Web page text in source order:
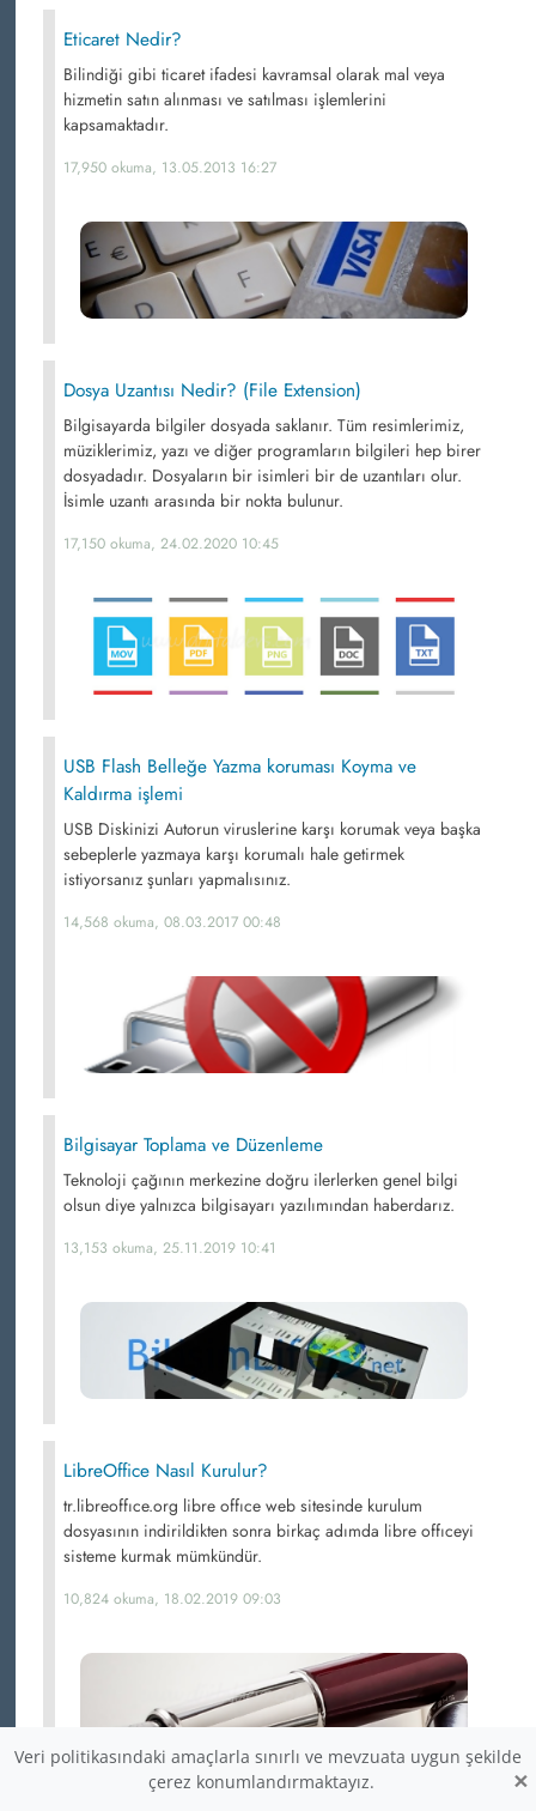
Eticaret Nedir?
Bilindiği gibi ticaret ifadesi kavramsal olarak mal veya
hizmetin satın alınması ve satılması işlemlerini
kapsamaktadır.
17,950 okuma, 13.05.2013 16:27
Dosya Uzantısı Nedir? (File Extension)
Bilgisayarda bilgiler dosyada saklanır. Tüm resimlerimiz,
müziklerimiz, yazı ve diğer programların bilgileri hep birer
dosyadadır. Dosyaların bir isimleri bir de uzantıları olur.
İsimle uzantı arasında bir nokta bulunur.
17,150 okuma, 24.02.2020 10:45
USB Flash Belleğe Yazma koruması Koyma ve
Kaldırma işlemi
USB Diskinizi Autorun viruslerine karşı korumak veya başka
sebeplerle yazmaya karşı korumalı hale getirmek
istiyorsanız şunları yapmalısınız.
14,568 okuma, 08.03.2017 00:48
Bilgisayar Toplama ve Düzenleme
Teknoloji çağının merkezine doğru ilerlerken genel bilgi
olsun diye yalnızca bilgisayarı yazılımından haberdarız.
13,153 okuma, 25.11.2019 10:41
LibreOffice Nasıl Kurulur?
tr.libreoffıce.org libre offıce web sitesinde kurulum
dosyasının indirildikten sonra birkaç adımda libre offıceyi
sisteme kurmak mümkündür.
10,824 okuma, 18.02.2019 09:03
Veri politikasındaki amaçlarla sınırlı ve mevzuata uygun şekilde
çerez konumlandırmaktayız.
×